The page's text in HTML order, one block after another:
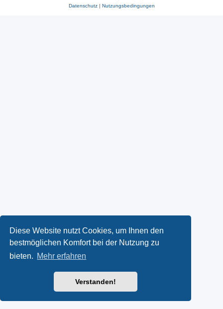
Diese Website nutzt Cookies, um Ihnen den
bestmöglichen Komfort bei der Nutzung zu
bieten. Mehr erfahren
Verstanden!
Datenschutz| Nutzungsbedingungen